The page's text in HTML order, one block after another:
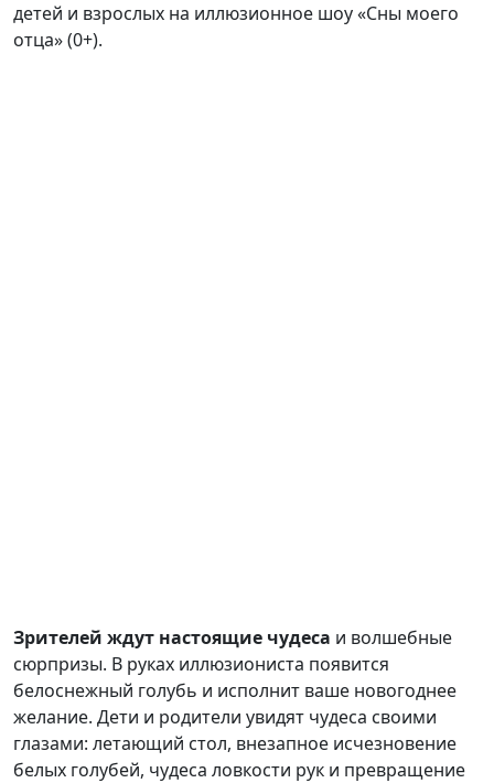
детей и взрослых на иллюзионное шоу «Сны моего
отца» (0+).
Зрителей ждут настоящие чудеса и волшебные
сюрпризы. В руках иллюзиониста появится
белоснежный голубь и исполнит ваше новогоднее
желание. Дети и родители увидят чудеса своими
глазами: летающий стол, внезапное исчезновение
белых голубей, чудеса ловкости рук и превращение